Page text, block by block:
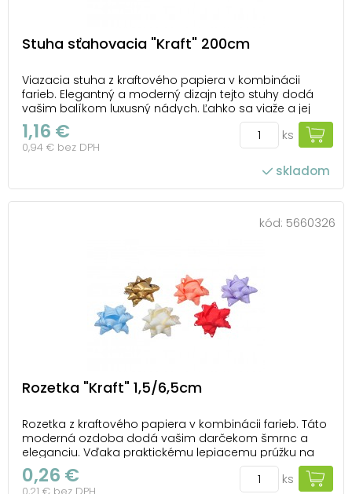
Stuha sťahovacia "Kraft" 200cm
Viazacia stuha z kraftového papiera v kombinácii
farieb. Elegantný a moderný dizajn tejto stuhy dodá
vašim balíkom luxusný nádych. Ľahko sa viaže a jej
jemný lesk vytvorí krásny kontrast s akýmkoľvek
obalom. Ideálna na špeciálne príležitosti, keď chcete,
aby vaše darčeky vynikli a zanechali nezab...
1,16 €
0,94 € bez DPH
ks
skladom
kód: 5660326
Rozetka "Kraft" 1,5/6,5cm
Rozetka z kraftového papiera v kombinácii farieb. Táto
moderná ozdoba dodá vašim darčekom šmrnc a
eleganciu. Vďaka praktickému lepiacemu prúžku na
spodnej strane ju môžete ľahko pripevniť na
akúkoľvek darčekovú krabičku. Ideálna na každú
0,26 € ks